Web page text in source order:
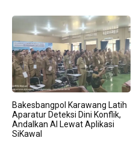
Bakesbangpol Karawang Latih
Aparatur Deteksi Dini Konflik,
Andalkan AI Lewat Aplikasi
SiKawal